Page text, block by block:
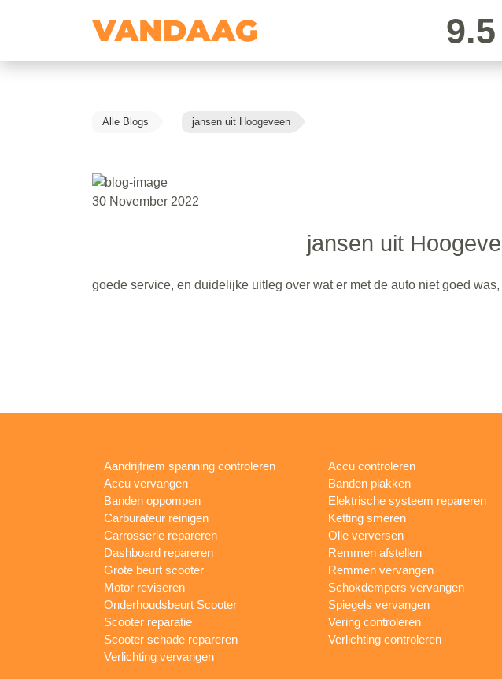
9.5
Alle Blogs jansen uit Hoogeveen
30 November 2022
jansen uit
goede service, en duidelijke uitleg over wat er met de auto niet goed
Aandrijfriem spanning controleren
Accu vervangen
Banden oppompen
Carburateur reinigen
Carrosserie repareren
Dashboard repareren
Grote beurt scooter
Motor reviseren
Onderhoudsbeurt Scooter
Scooter reparatie
Scooter schade repareren
Verlichting vervangen
Accu controleren
Banden plakken
Elektrische systeem repareren
Ketting smeren
Olie verversen
Remmen afstellen
Remmen vervangen
Schokdempers vervangen
Spiegels vervangen
Vering controleren
Verlichting controleren